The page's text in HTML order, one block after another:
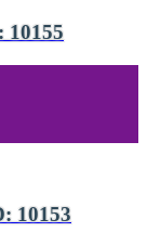
10155
10153